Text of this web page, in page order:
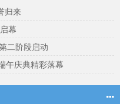
归来
幕
二阶段启动
午庆典精彩落幕